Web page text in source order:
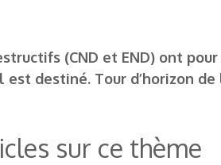
(CND et END) ont
est destiné. Tour d’horizon
sur ce thème